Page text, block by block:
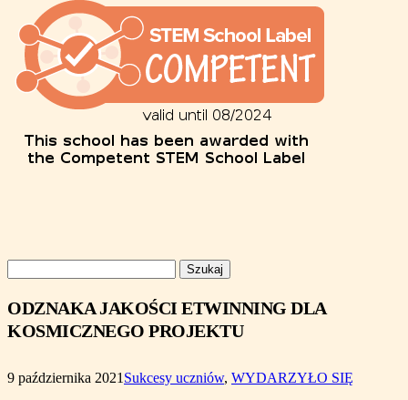
ODZNAKA JAKOŚCI ETWINNING DLA
KOSMICZNEGO PROJEKTU
9 października 2021 Sukcesy uczniów, WYDARZYŁO SIĘ